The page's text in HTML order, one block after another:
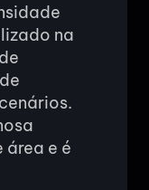
na
área e é